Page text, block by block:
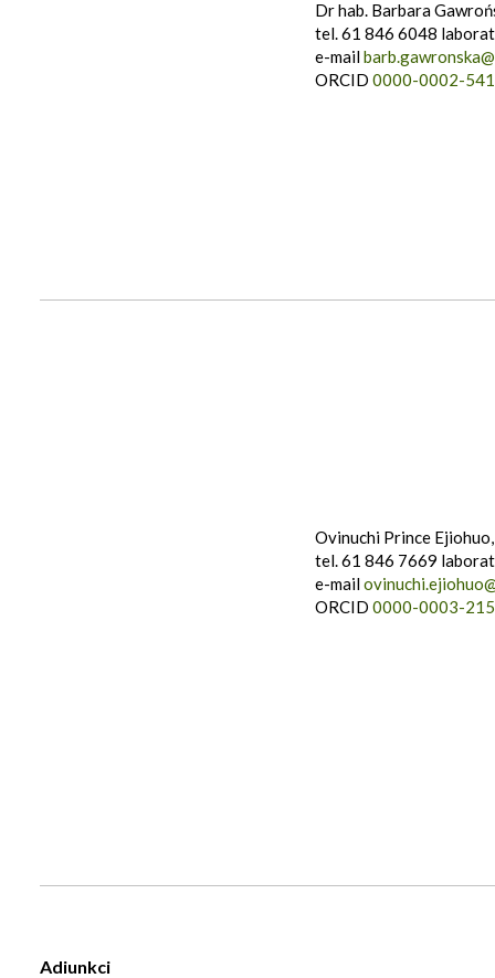
Dr hab. Barbara
tel. 61 846 6048
e-mail
ORCID 0000-0002-
Ovinuchi Prince
tel. 61 846 7669
e-mail
ORCID 0000-0003-
Adiunkci